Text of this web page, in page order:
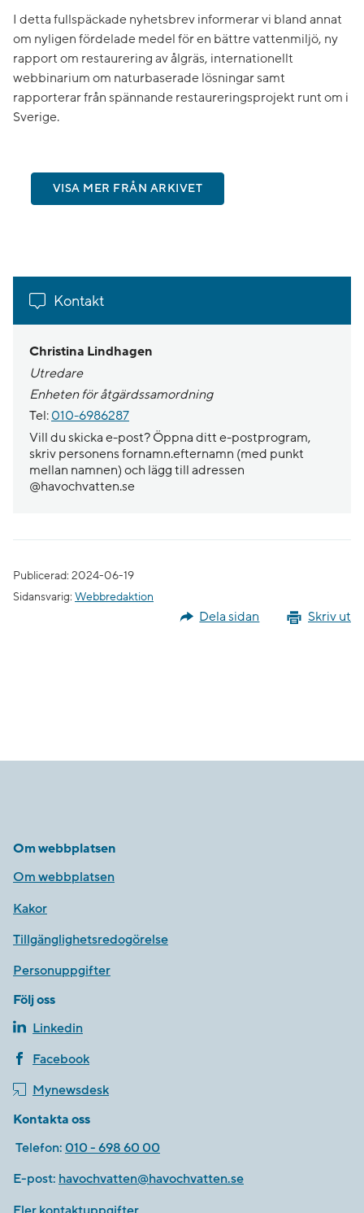
I detta fullspäckade nyhetsbrev informerar vi bland annat
om nyligen fördelade medel för en bättre vattenmiljö, ny
rapport om restaurering av ålgräs, internationellt
webbinarium om naturbaserade lösningar samt
rapporterar från spännande restaureringsprojekt runt om i
Sverige.
VISA MER FRÅN ARKIVET
Kontakt
Christina Lindhagen
Utredare
Enheten för åtgärdssamordning
Tel: 010-6986287
Vill du skicka e-post? Öppna ditt e-postprogram,
skriv personens fornamn.efternamn (med punkt
mellan namnen) och lägg till adressen
@havochvatten.se
Publicerad: 2024-06-19
Sidansvarig: Webbredaktion
Skriv ut
Dela sidan
Om webbplatsen
Om webbplatsen
Kakor
Tillgänglighetsredogörelse
Personuppgifter
Följ oss
Linkedin
Facebook
Mynewsdesk
Kontakta oss
Telefon: 010 - 698 60 00
E-post: havochvatten@havochvatten.se